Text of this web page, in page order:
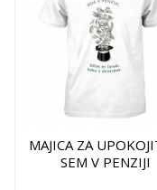
MAJICA ZA
SEM V PENZIJI